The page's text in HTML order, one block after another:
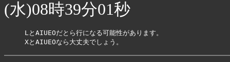
(水)08時39分01秒
LとAIUEOだとら行になる可能性があります。
XとAIUEOなら大丈夫でしょう。